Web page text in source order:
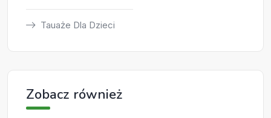
Tauaże Dla Dzieci
Zobacz również